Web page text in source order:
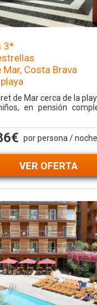
3*
Mar, Costa Brava
de Mar cerca de la
en pensión
por persona / noche
VER OFERTA